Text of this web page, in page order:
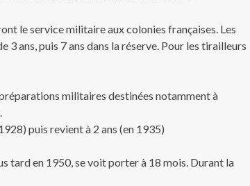
le service militaire aux colonies françaises. Les
3 ans, puis 7 ans dans la réserve. Pour les tirailleurs
militaires destinées notamment à
puis revient à 2 ans (en 1935)
tard en 1950, se voit porter à 18 mois. Durant la